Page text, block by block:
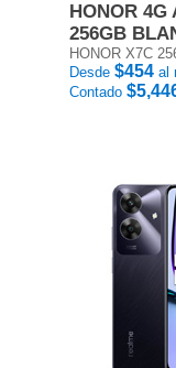
HONOR 4G
256GB
HONOR X7C
Desde $454 al
Contado